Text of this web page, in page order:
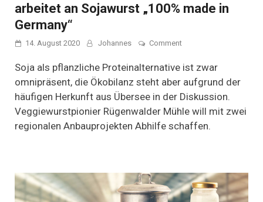
arbeitet an Sojawurst „100% made in
Germany“
14. August 2020 Johannes Commenton
aus
Rügenwalder
arbeitet
Sojawurst
„100%
Soja als pflanzliche Proteinalternative ist zwar
omnipräsent, die Ökobilanz steht aber aufgrund der
häufigen Herkunft aus Übersee in der Diskussion.
Veggiewurstpionier Rügenwalder Mühle will mit zwei
regionalen Anbauprojekten Abhilfe schaffen.